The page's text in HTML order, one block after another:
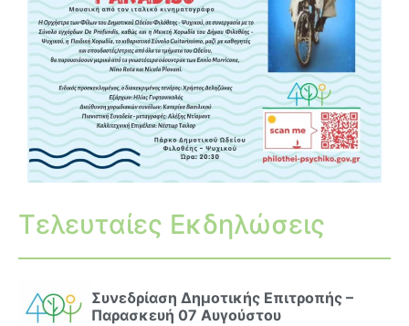
Τελευταίες Εκδηλώσεις
Συνεδρίαση Δημοτικής Επιτροπής –
Παρασκευή 07 Αυγούστου